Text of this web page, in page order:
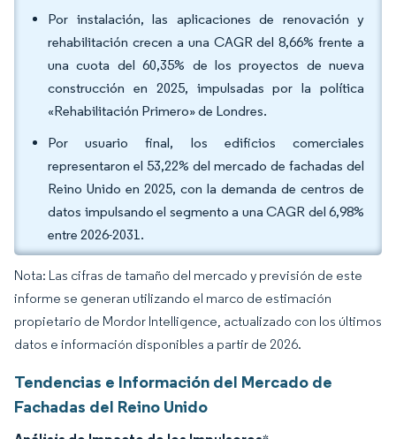
Por instalación, las aplicaciones de renovación y
rehabilitación crecen a una CAGR del 8,66% frente a
una cuota del 60,35% de los proyectos de nueva
construcción en 2025, impulsadas por la política
«Rehabilitación Primero» de Londres.
Por usuario final, los edificios comerciales
representaron el 53,22% del mercado de fachadas del
Reino Unido en 2025, con la demanda de centros de
datos impulsando el segmento a una CAGR del 6,98%
entre 2026-2031.
Nota: Las cifras de tamaño del mercado y previsión de este
informe se generan utilizando el marco de estimación
propietario de Mordor Intelligence, actualizado con los últimos
datos e información disponibles a partir de 2026.
Tendencias e Información del Mercado de
Fachadas del Reino Unido